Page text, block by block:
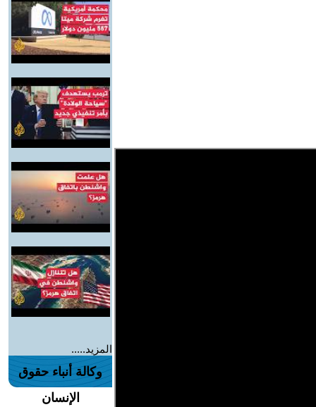
المزيد.....
وكالة أنباء حقوق
الإنسان